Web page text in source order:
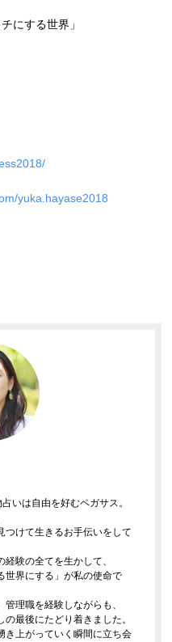
にする世界」
yuka.hayase2018
いは自由を好むペガサス。
つけて生きるお手伝いをして
経験の全てを生かして、
世界にする」が私の使命で
理職を経験しながらも、
最後にたどり着きました。
き上がっていく瞬間に立ち会